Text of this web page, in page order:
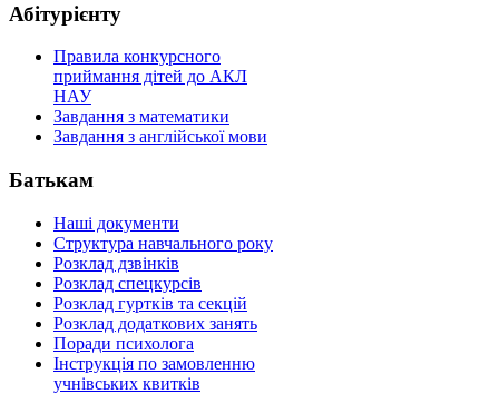
Абітурієнту
Правила конкурсного
приймання дітей до АКЛ
НАУ
Завдання з математики
Завдання з англійської мови
Батькам
Наші документи
Структура навчального року
Розклад дзвінків
Розклад спецкурсiв
Розклад гуртків та секцій
Розклад додаткових занять
Поради психолога
Інструкція по замовленню
учнівських квитків